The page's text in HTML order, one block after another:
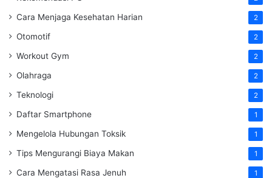
Cara Menjaga Kesehatan Harian 2
Otomotif 2
Workout Gym 2
Olahraga 2
Teknologi 2
Daftar Smartphone 1
Mengelola Hubungan Toksik 1
Tips Mengurangi Biaya Makan 1
Cara Mengatasi Rasa Jenuh 1